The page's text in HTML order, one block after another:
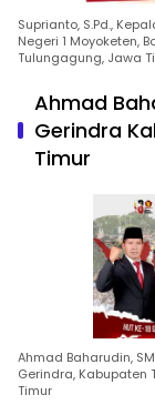
Suprianto, S.Pd.,
Negeri 1 Moyoketen,
Tulungagung, Jawa
Ahmad
Gerindra
Timur
Ahmad Baharudin,
Gerindra, Kabupaten
Timur